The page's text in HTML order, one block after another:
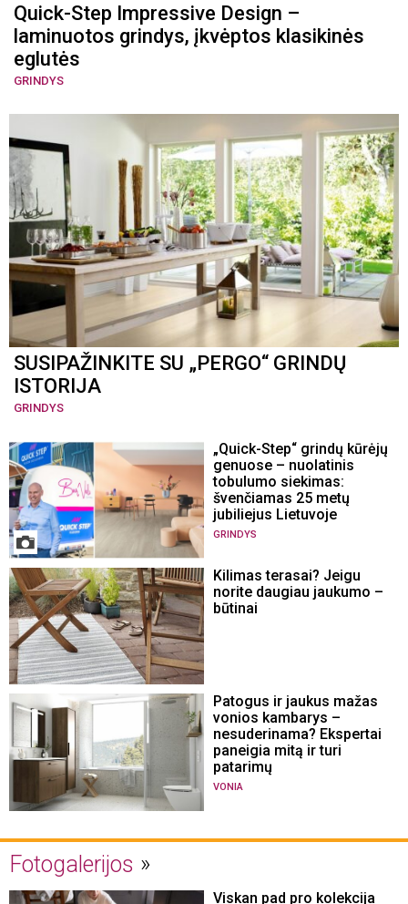
Quick-Step Impressive Design –
laminuotos grindys, įkvėptos klasikinės
eglutės
GRINDYS
SUSIPAŽINKITE SU „PERGO“ GRINDŲ
ISTORIJA
GRINDYS
„Quick-Step“ grindų kūrėjų
genuose – nuolatinis
tobulumo siekimas:
švenčiamas 25 metų
jubiliejus Lietuvoje
GRINDYS
Kilimas terasai? Jeigu
norite daugiau jaukumo –
būtinai
Patogus ir jaukus mažas
vonios kambarys –
nesuderinama? Ekspertai
paneigia mitą ir turi
patarimų
VONIA
Fotogalerijos
Viskan pad pro kolekcija